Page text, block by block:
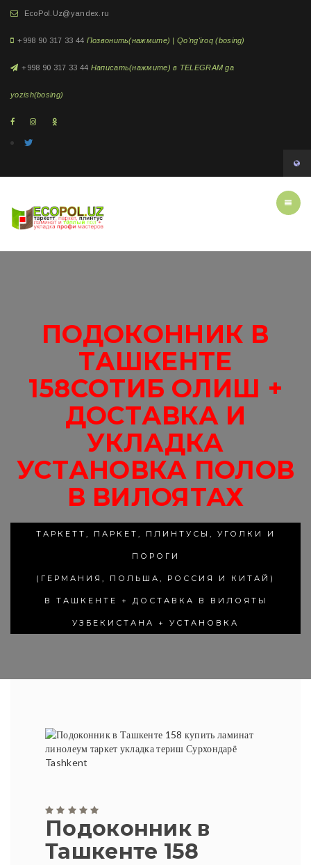
EcoPol.Uz@yandex.ru
+998 90 317 33 44 Позвонить(нажмите) | Qo'ng'iroq (bosing)
+998 90 317 33 44 Написать(нажмите) в TELEGRAM ga
yozish(bosing)
ПОДОКОННИК В
ТАШКЕНТЕ
158СОТИБ ОЛИШ +
ДОСТАВКА И
УКЛАДКА
УСТАНОВКА ПОЛОВ
В ВИЛОЯТАХ
ТАРКЕТТ, ПАРКЕТ, ПЛИНТУСЫ, УГОЛКИ И
ПОРОГИ
(ГЕРМАНИЯ, ПОЛЬША, РОССИЯ И КИТАЙ)
В ТАШКЕНТЕ + ДОСТАВКА В ВИЛОЯТЫ
УЗБЕКИСТАНА + УСТАНОВКА
Подоконник в
Ташкенте 158